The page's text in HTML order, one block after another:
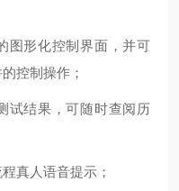
图形化控制界面，并可
控制操作；
试结果，可随时查阅历
真人语音提示；